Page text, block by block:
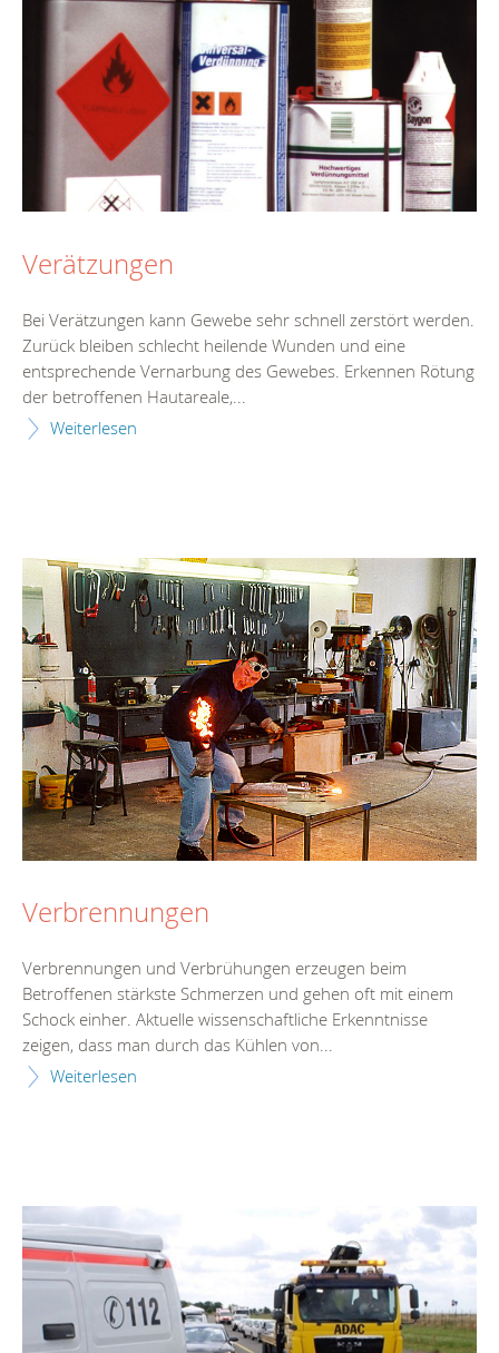
Verätzungen
Bei Verätzungen kann Gewebe sehr schnell zerstört werden.
Zurück bleiben schlecht heilende Wunden und eine
entsprechende Vernarbung des Gewebes. Erkennen Rötung
der betroffenen Hautareale,...
Weiterlesen
Verbrennungen
Verbrennungen und Verbrühungen erzeugen beim
Betroffenen stärkste Schmerzen und gehen oft mit einem
Schock einher. Aktuelle wissenschaftliche Erkenntnisse
zeigen, dass man durch das Kühlen von...
Weiterlesen